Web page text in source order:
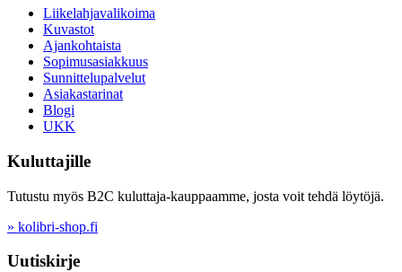
Liikelahjavalikoima
Kuvastot
Ajankohtaista
Sopimusasiakkuus
Sunnittelupalvelut
Asiakastarinat
Blogi
UKK
Kuluttajille
Tutustu myös B2C kuluttaja-kauppaamme, josta voit tehdä löytöjä.
» kolibri-shop.fi
Uutiskirje